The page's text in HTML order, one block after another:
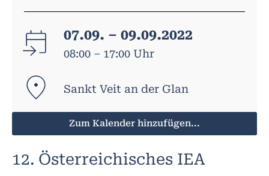
07.09. – 09.09.2022
08:00 – 17:00 Uhr
Sankt Veit an der Glan
Zum Kalender hinzufügen...
12. Österreichisches IEA